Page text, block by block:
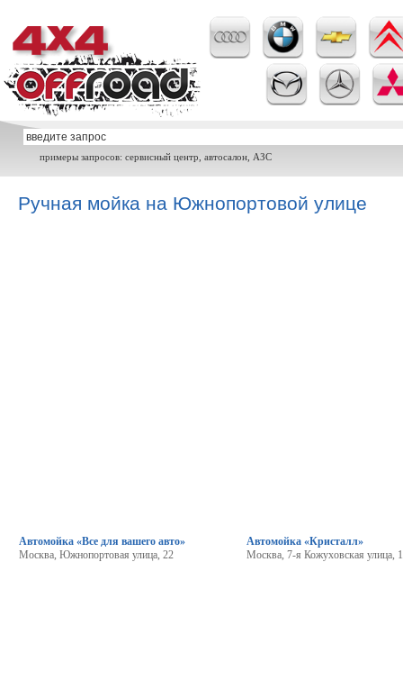
примеры запросов: сервисный центр, автосалон, АЗС
Ручная мойка на Южнопортовой улице
Автомойка «Все для вашего авто»
Москва, Южнопортовая улица, 22
Автомойка «Кристалл»
Москва, 7-я Кожуховская улица,